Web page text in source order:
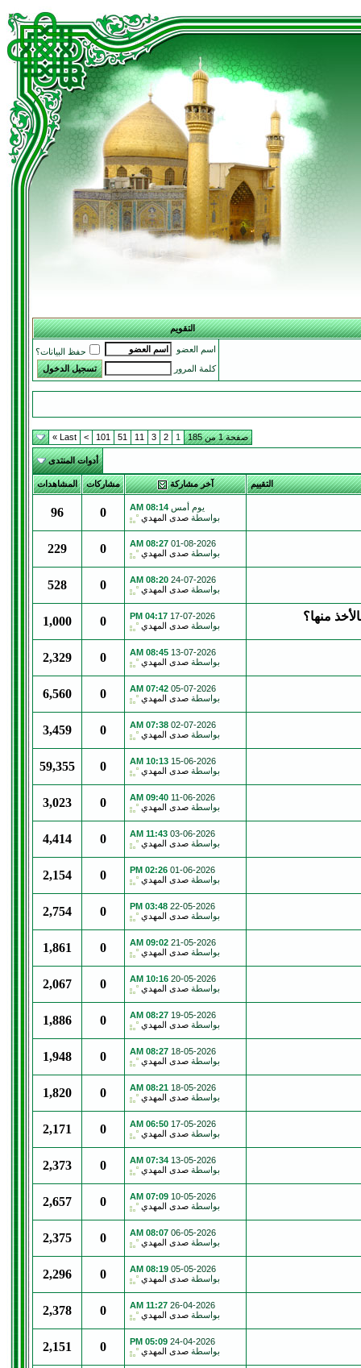
التقويم
اسم العضو
حفظ البيانات؟
كلمة المرور
صفحة 1 من 185 1
2
3
11
51
101
>
Last »
أدوات المنتدى
التقييم آخر مشاركة مشاركات المشاهدات
يوم أمس 08:14 AM
بواسطة صدى المهدي 0
96
01-08-2026
08:27 AM
بواسطة صدى المهدي 0
229
24-07-2026
08:20 AM
بواسطة صدى المهدي 0
528
منها؟ 17-07-2026
04:17 PM
بواسطة صدى المهدي 0
1,000
13-07-2026
08:45 AM
بواسطة صدى المهدي 0
2,329
05-07-2026
07:42 AM
بواسطة صدى المهدي 0
6,560
02-07-2026
07:38 AM
بواسطة صدى المهدي 0
3,459
15-06-2026
10:13 AM
بواسطة صدى المهدي 0
59,355
11-06-2026
09:40 AM
بواسطة صدى المهدي 0
3,023
03-06-2026
11:43 AM
بواسطة صدى المهدي 0
4,414
01-06-2026
02:26 PM
بواسطة صدى المهدي 0
2,154
22-05-2026
03:48 PM
بواسطة صدى المهدي 0
2,754
21-05-2026
09:02 AM
بواسطة صدى المهدي 0
1,861
20-05-2026
10:16 AM
بواسطة صدى المهدي 0
2,067
19-05-2026
08:27 AM
بواسطة صدى المهدي 0
1,886
18-05-2026
08:27 AM
بواسطة صدى المهدي 0
1,948
18-05-2026
08:21 AM
بواسطة صدى المهدي 0
1,820
17-05-2026
06:50 AM
بواسطة صدى المهدي 0
2,171
13-05-2026
07:34 AM
بواسطة صدى المهدي 0
2,373
10-05-2026
07:09 AM
بواسطة صدى المهدي 0
2,657
06-05-2026
08:07 AM
بواسطة صدى المهدي 0
2,375
05-05-2026
08:19 AM
بواسطة صدى المهدي 0
2,296
26-04-2026
11:27 AM
بواسطة صدى المهدي 0
2,378
24-04-2026
05:09 PM
بواسطة صدى المهدي 0
2,151